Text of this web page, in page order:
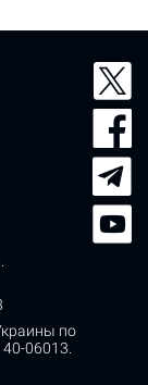
по
40-06013.